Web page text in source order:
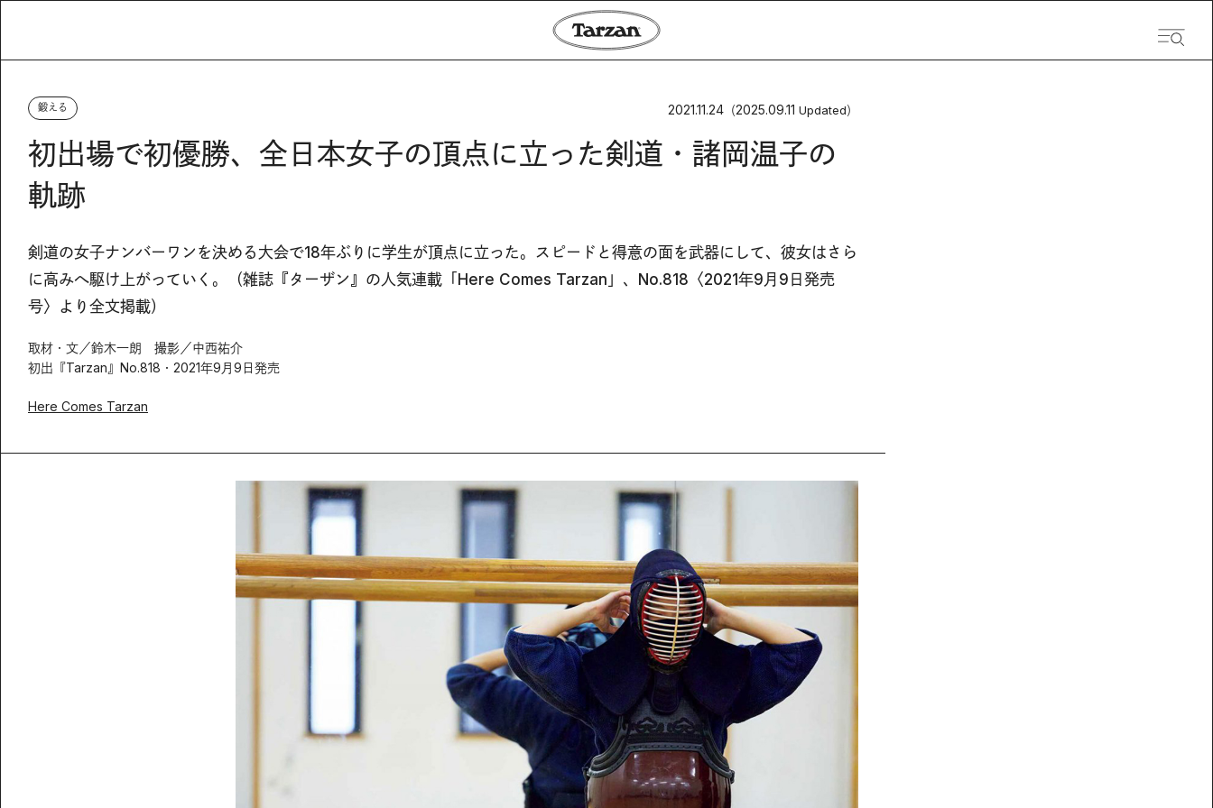
鍛える 2021.11.24 （2025.09.11 Updated）
初出場で初優勝、全日本女子の頂点に立った剣道・諸岡温子の
軌跡
剣道の女子ナンバーワンを決める大会で18年ぶりに学生が頂点に立った。スピードと得意の面を武器にして、彼女はさら
に高みへ駆け上がっていく。（雑誌『ターザン』の人気連載「Here Comes Tarzan」、No.818〈2021年9月9日発売
号〉より全文掲載）
取材・文／鈴木一朗 撮影／中西祐介
初出『Tarzan』No.818・2021年9月9日発売
Here Comes Tarzan